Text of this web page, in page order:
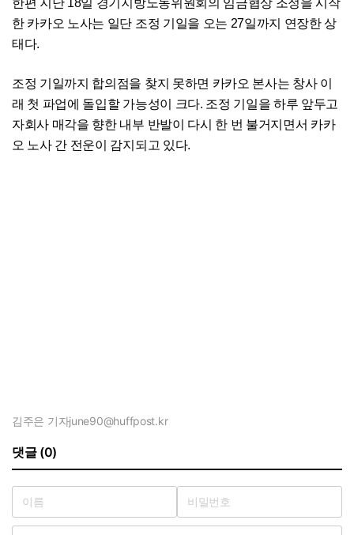
한 카카오 노사는 일단 조정 기일을 오는 27일까지 연장한 상
태다.
조정 기일까지 합의점을 찾지 못하면 카카오 본사는 창사 이
래 첫 파업에 돌입할 가능성이 크다. 조정 기일을 하루 앞두고
자회사 매각을 향한 내부 반발이 다시 한 번 불거지면서 카카
오 노사 간 전운이 감지되고 있다.
김주은 기자june90@huffpost.kr
댓글 (0)